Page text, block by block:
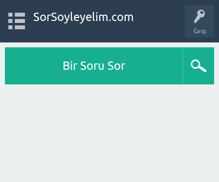
Giriş
SorSoyleyelim.com
Bir Soru Sor